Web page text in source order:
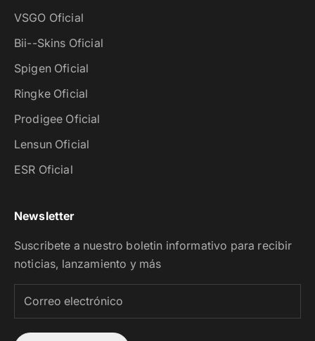
VSGO Oficial
Bii--Skins Oficial
Spigen Oficial
Ringke Oficial
Prodigee Oficial
Lensun Oficial
ESR Oficial
Newsletter
Suscribete a nuestro boletin informativo para recibir
noticias, lanzamiento y más